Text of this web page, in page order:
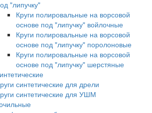
"липучку"
Круги полировальные на ворсовой
основе под "липучку" войлочные
Круги полировальные на ворсовой
основе под "липучку" поролоновые
Круги полировальные на ворсовой
основе под "липучку" шерстяные
синтетические для дрели
синтетические для УШМ